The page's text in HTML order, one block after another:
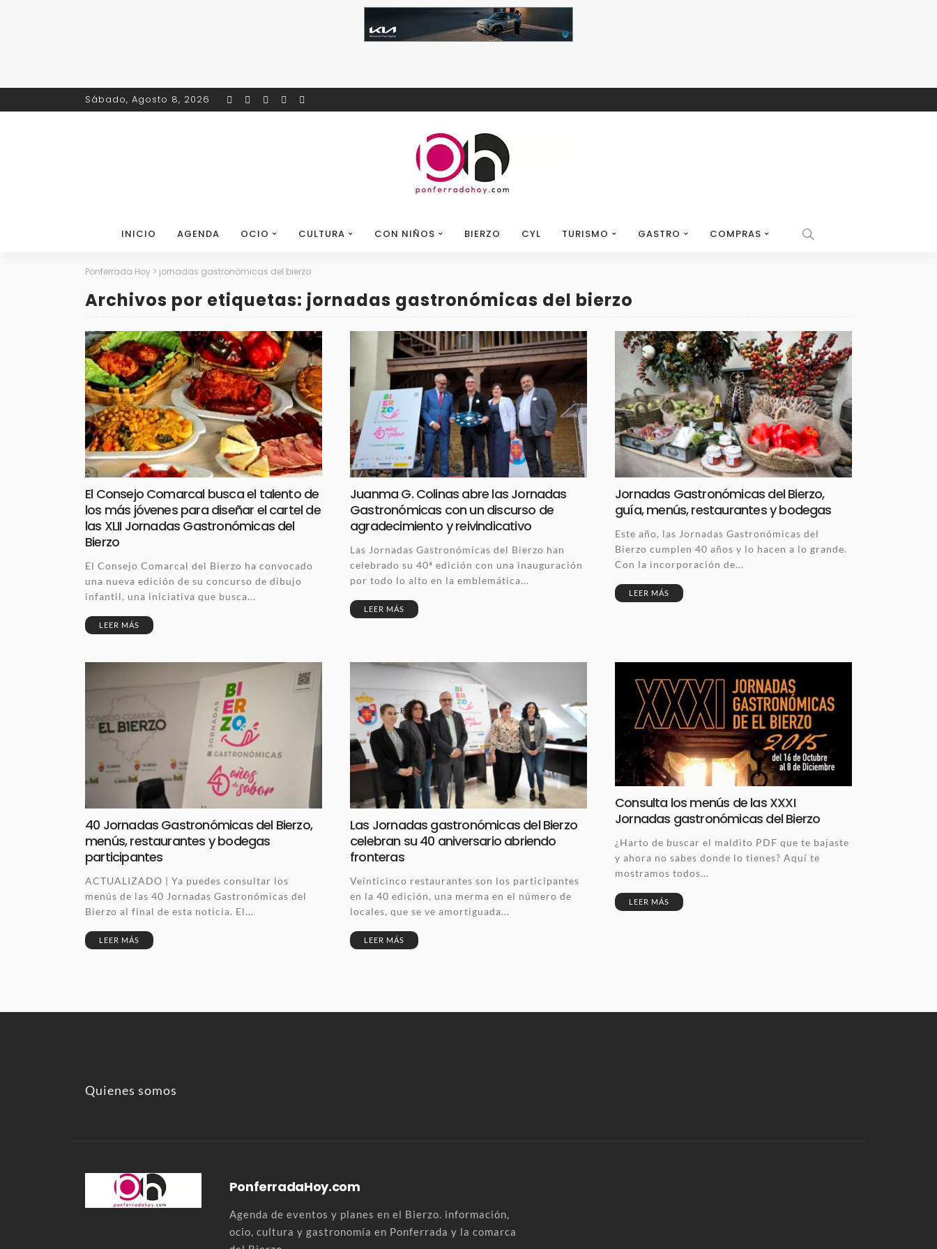
Sábado, Agosto 8, 2026
INICIO AGENDA OCIO CULTURA CON NIÑOS BIERZO CYL TURISMO GASTRO COMPRAS
Ponferrada Hoy > jornadas gastronómicas del bierzo
Archivos por etiquetas: jornadas gastronómicas del bierzo
El Consejo Comarcal busca el talento de
los más jóvenes para diseñar el cartel de
las XLII Jornadas Gastronómicas del
Bierzo
El Consejo Comarcal del Bierzo ha convocado
una nueva edición de su concurso de dibujo
infantil, una iniciativa que busca...
LEER MÁS
Juanma G. Colinas abre las Jornadas
Gastronómicas con un discurso de
agradecimiento y reivindicativo
Las Jornadas Gastronómicas del Bierzo han
celebrado su 40ª edición con una inauguración
por todo lo alto en la emblemática...
LEER MÁS
Jornadas Gastronómicas del Bierzo,
guía, menús, restaurantes y bodegas
Este año, las Jornadas Gastronómicas del
Bierzo cumplen 40 años y lo hacen a lo grande.
Con la incorporación de...
LEER MÁS
40 Jornadas Gastronómicas del Bierzo,
menús, restaurantes y bodegas
participantes
ACTUALIZADO | Ya puedes consultar los
menús de las 40 Jornadas Gastronómicas del
Bierzo al final de esta noticia. El...
LEER MÁS
Las Jornadas gastronómicas del Bierzo
celebran su 40 aniversario abriendo
fronteras
Veinticinco restaurantes son los participantes
en la 40 edición, una merma en el número de
locales, que se ve amortiguada...
LEER MÁS
Consulta los menús de las XXXI
Jornadas gastronómicas del Bierzo
¿Harto de buscar el maldito PDF que te bajaste
y ahora no sabes donde lo tienes? Aquí te
mostramos todos...
LEER MÁS
Quienes somos
PonferradaHoy.com
Agenda de eventos y planes en el Bierzo. información,
ocio, cultura y gastronomía en Ponferrada y la comarca